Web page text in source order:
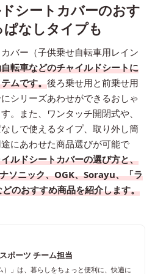
シートカバーのおす
なしタイプも
バー（子供乗せ自転車用レイン
転車などのチャイルドシートに
ムです。後ろ乗せ用と前乗せ用
シリーズあわせができるおしゃ
。また、ワンタッチ開閉式や、
しで使えるタイプ、取り外し簡
にあわせた商品選びが可能で
ルドシートカバーの選び方と、
ソニック、OGK、Sorayu、「ラ
のおすすめ商品を紹介します。
ポーツ チーム担当
）」は、暮らしをちょっと便利に、快適に